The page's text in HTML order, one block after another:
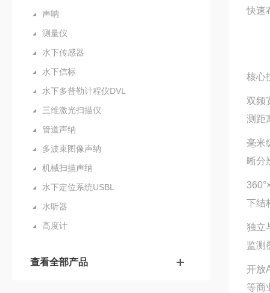
声呐
测量仪
水下传感器
水下信标
水下多普勒计程仪DVL
三维激光扫描仪
管道声纳
多波束图像声纳
机械扫描声纳
水下定位系统USBL
水听器
高度计
查看全部产品
快速
核心
双频
测距
毫米
晰分
下结
独立
监测
开放
等商